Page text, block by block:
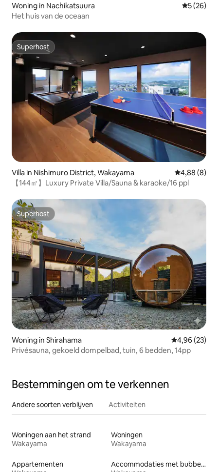
Woning in Nachikatsuura
5 (26)
Het huis van de oceaan
Superhost
Superhost
Villa in Nishimuro District, Wakayama Gemiddelde
4,88 (8)
【144㎡】Luxury Private Villa/Sauna & karaoke/16 ppl
Superhost
Superhost
Woning in Shirahama Gemiddelde
4,96 (23)
Privésauna, gekoeld dompelbad, tuin, 6 bedden, 14pp
Bestemmingen om te verkennen
Andere soorten verblijven Activiteiten
Woningen aan het strand
Wakayama
Woningen
Wakayama
Appartementen
Accommodaties met bubbelbad